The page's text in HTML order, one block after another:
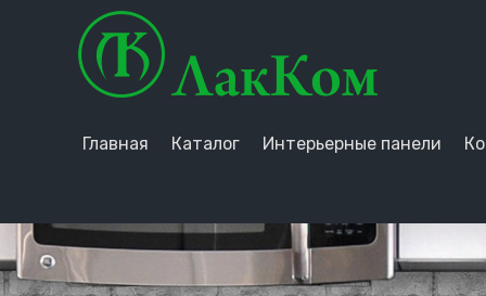
Главная Каталог Интерьерные панели